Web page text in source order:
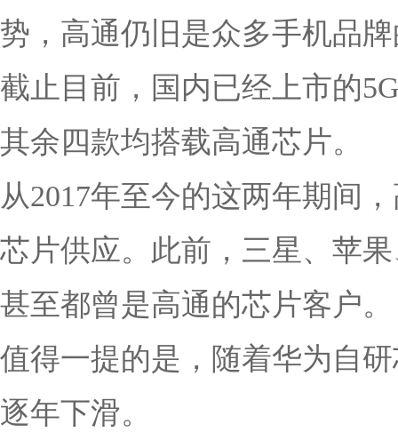
势，高通仍旧是众多手机品
截止目前，国内已经上市的
其余四款均搭载高通芯片。
从2017年至今的这两年期间
芯片供应。此前，三星、苹
甚至都曾是高通的芯片客户。
值得一提的是，随着华为自
逐年下滑。